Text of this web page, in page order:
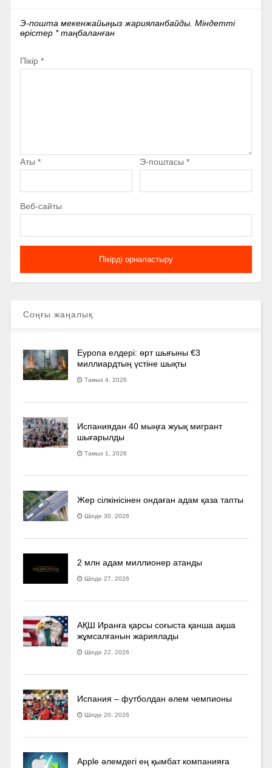
Э-пошта мекенжайыңыз жарияланбайды. Міндетті
өрістер *таңбаланған
Пікір *
Аты * Э-поштасы *
Веб-сайты
Соңғы жаңалық
Еуропа елдері: өрт шығыны €3
миллиардтың үстіне шықты
Тамыз 4, 2026
Испаниядан 40 мыңға жуық мигрант
шығарылды
Тамыз 1, 2026
Жер сілкінісінен ондаған адам қаза тапты
Шілде 30, 2026
2 млн адам миллионер атанды
Шілде 27, 2026
АҚШ Иранға қарсы соғыста қанша ақша
жұмсалғанын жариялады
Шілде 22, 2026
Испания – футболдан әлем чемпионы
Шілде 20, 2026
Apple әлемдегі ең қымбат компанияға